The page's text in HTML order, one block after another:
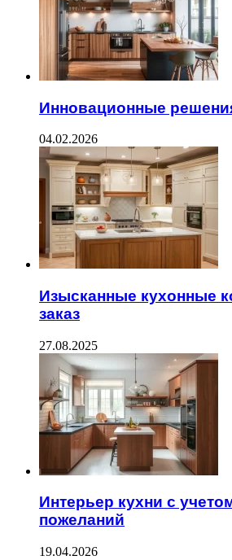
Инновационные
04.02.2026
Изысканные кухонные
заказ
27.08.2025
Интерьер кухни с
пожеланий
19.04.2026